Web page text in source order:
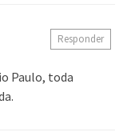
Paulo, toda
Responder